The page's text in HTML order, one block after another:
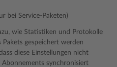
bei Service-Paketen)
wie Statistiken und Protokolle
gespeichert werden
diese Einstellungen nicht
synchronisiert